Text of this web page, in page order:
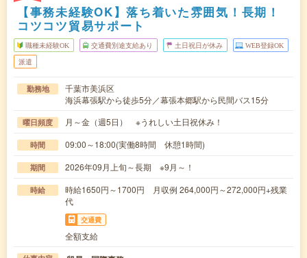
【事務未経験OK】落ち着いた雰囲気！長期！
コツコツ貿易サポート
職種未経験OK 交通費別途支給あり 土日祝日が休み WEB登録OK
派遣
勤務地
千葉市美浜区
海浜幕張駅から徒歩5分／幕張本郷駅から民間バス15分
曜日頻度 月～金（週5日） ※うれしい土日祝休み！
時間 09:00～18:00(実働8時間 休憩1時間)
期間 2026年09月上旬～長期 ※9月～！
時給
時給1650円～1700円 月収例 264,000円～272,000円+残業
代
交通費
全額支給